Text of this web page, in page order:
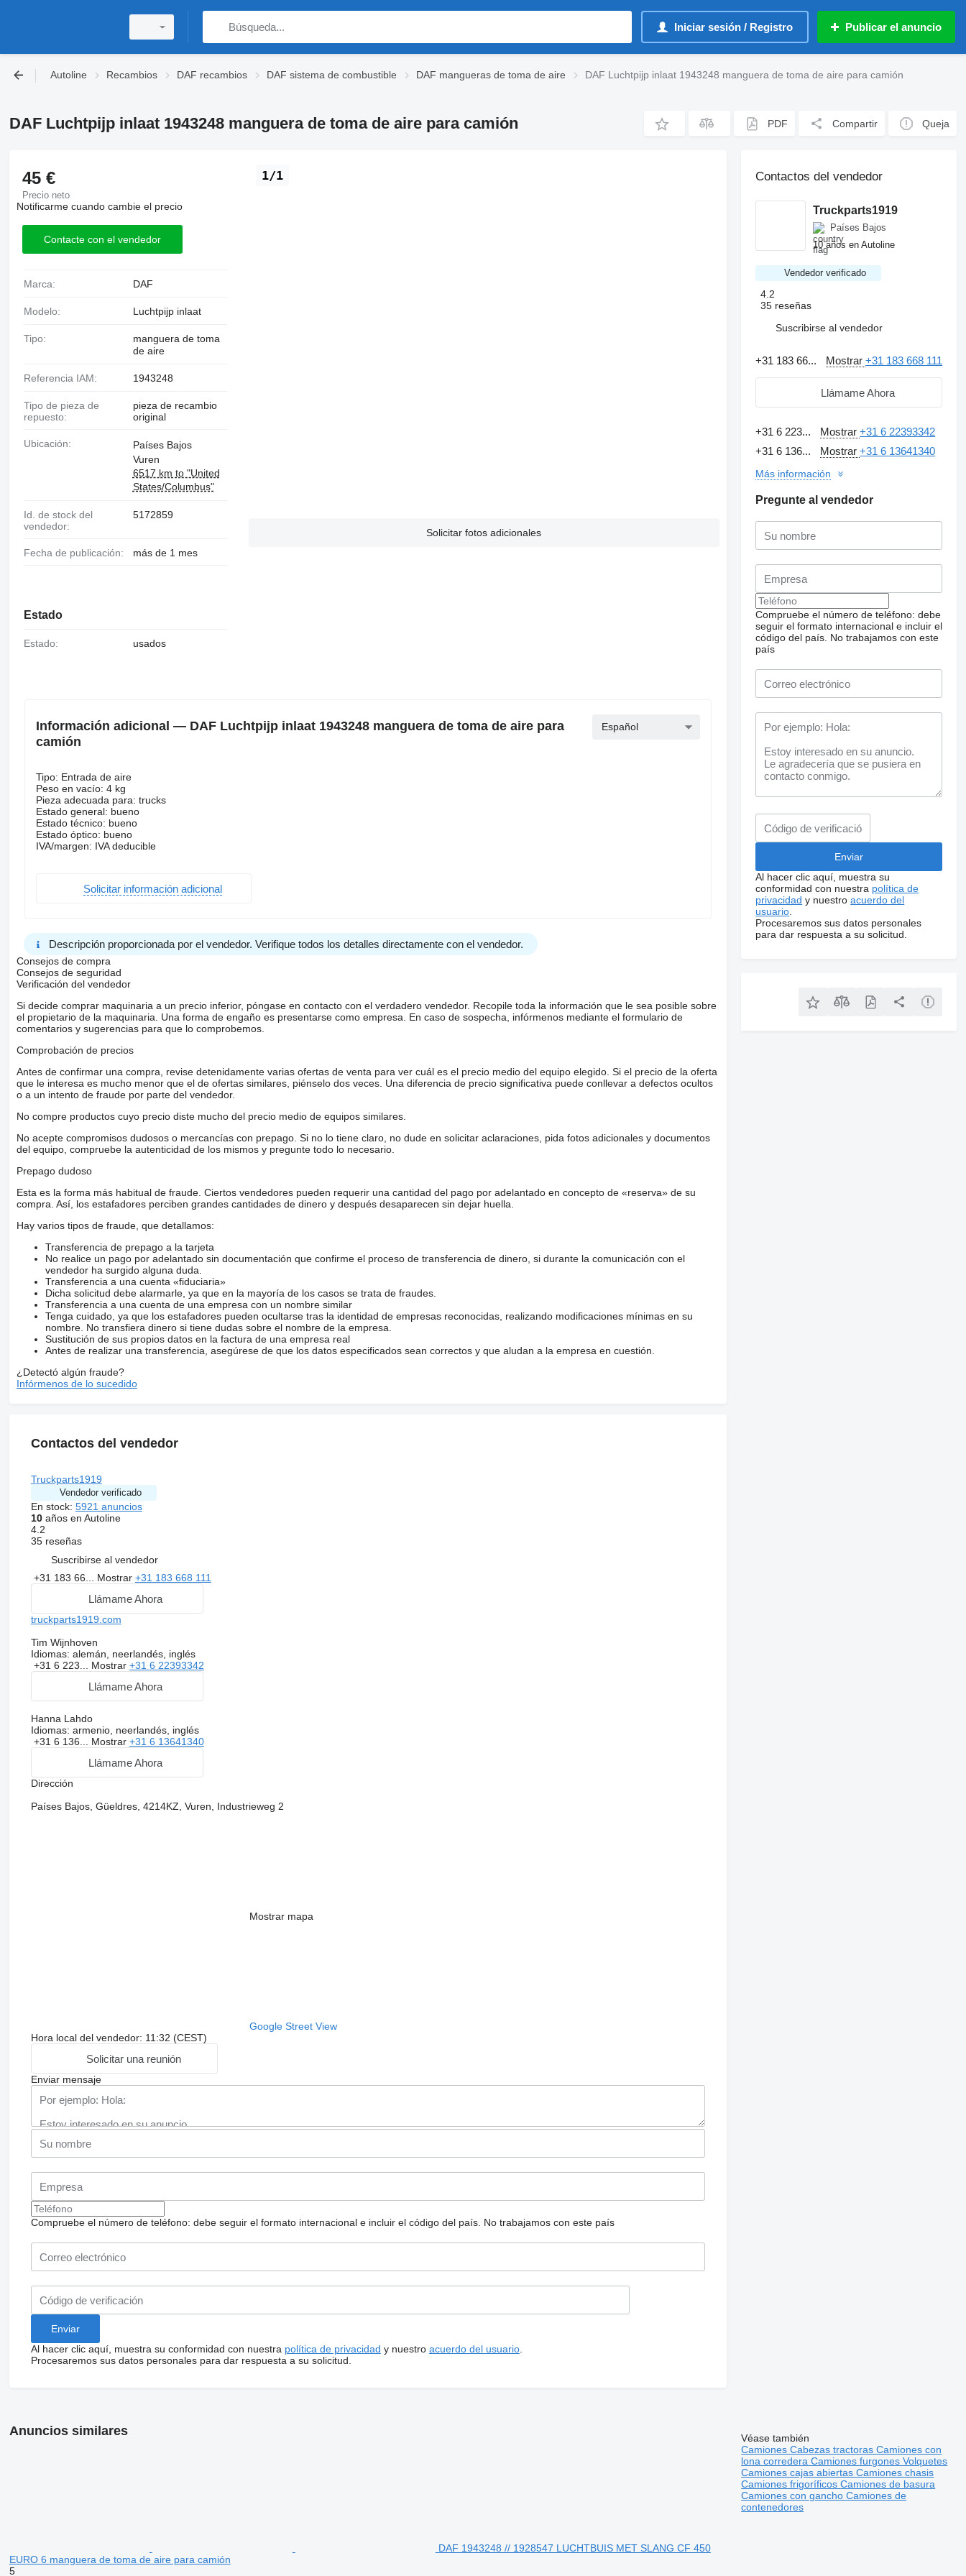
Iniciar sesión / Registro Publicar el anuncio
Autoline Recambios DAF recambios DAF sistema de combustible DAF mangueras de toma de aire DAF Luchtpijp inlaat 1943248 manguera de toma de aire para camión
DAF Luchtpijp inlaat 1943248 manguera de toma de aire para camión PDF Compartir Queja
1/1
Solicitar fotos adicionales
45 €
Precio neto
Notificarme cuando cambie el precio
Contacte con el vendedor
Marca: DAF
Modelo: Luchtpijp inlaat
Tipo:
manguera de toma
de aire
Referencia IAM: 1943248
Tipo de pieza de
repuesto:
pieza de recambio
original
Ubicación:
Países Bajos
Vuren
6517 km to "United
States/Columbus"
Id. de stock del
vendedor:
5172859
Fecha de publicación: más de 1 mes
Estado
Estado: usados
Información adicional — DAF Luchtpijp inlaat 1943248 manguera de toma de aire para
camión
Español
Tipo: Entrada de aire
Peso en vacío: 4 kg
Pieza adecuada para: trucks
Estado general: bueno
Estado técnico: bueno
Estado óptico: bueno
IVA/margen: IVA deducible
Solicitar información adicional
Descripción proporcionada por el vendedor. Verifique todos los detalles directamente con el vendedor.
Consejos de compra
Consejos de seguridad
Verificación del vendedor
Si decide comprar maquinaria a un precio inferior, póngase en contacto con el verdadero vendedor. Recopile toda la información que le sea posible sobre
el propietario de la maquinaria. Una forma de engaño es presentarse como empresa. En caso de sospecha, infórmenos mediante el formulario de
comentarios y sugerencias para que lo comprobemos.
Comprobación de precios
Antes de confirmar una compra, revise detenidamente varias ofertas de venta para ver cuál es el precio medio del equipo elegido. Si el precio de la oferta
que le interesa es mucho menor que el de ofertas similares, piénselo dos veces. Una diferencia de precio significativa puede conllevar a defectos ocultos
o a un intento de fraude por parte del vendedor.
No compre productos cuyo precio diste mucho del precio medio de equipos similares.
No acepte compromisos dudosos o mercancías con prepago. Si no lo tiene claro, no dude en solicitar aclaraciones, pida fotos adicionales y documentos
del equipo, compruebe la autenticidad de los mismos y pregunte todo lo necesario.
Prepago dudoso
Esta es la forma más habitual de fraude. Ciertos vendedores pueden requerir una cantidad del pago por adelantado en concepto de «reserva» de su
compra. Así, los estafadores perciben grandes cantidades de dinero y después desaparecen sin dejar huella.
Hay varios tipos de fraude, que detallamos:
Transferencia de prepago a la tarjeta
No realice un pago por adelantado sin documentación que confirme el proceso de transferencia de dinero, si durante la comunicación con el
vendedor ha surgido alguna duda.
Transferencia a una cuenta «fiduciaria»
Dicha solicitud debe alarmarle, ya que en la mayoría de los casos se trata de fraudes.
Transferencia a una cuenta de una empresa con un nombre similar
Tenga cuidado, ya que los estafadores pueden ocultarse tras la identidad de empresas reconocidas, realizando modificaciones mínimas en su
nombre. No transfiera dinero si tiene dudas sobre el nombre de la empresa.
Sustitución de sus propios datos en la factura de una empresa real
Antes de realizar una transferencia, asegúrese de que los datos especificados sean correctos y que aludan a la empresa en cuestión.
¿Detectó algún fraude?
Infórmenos de lo sucedido
Contactos del vendedor
Truckparts1919
Vendedor verificado
En stock: 5921 anuncios
10años en Autoline
4.2
35 reseñas
Suscribirse al vendedor
+31 183 66... Mostrar +31 183 668 111
Llámame Ahora
truckparts1919.com
Tim Wijnhoven
Idiomas: alemán, neerlandés, inglés
+31 6 223... Mostrar +31 6 22393342
Llámame Ahora
Hanna Lahdo
Idiomas: armenio, neerlandés, inglés
+31 6 136... Mostrar +31 6 13641340
Llámame Ahora
Dirección
Países Bajos, Güeldres, 4214KZ, Vuren, Industrieweg 2
Mostrar mapa
Google Street View
Hora local del vendedor: 11:32 (CEST)
Solicitar una reunión
Enviar mensaje
Compruebe el número de teléfono: debe seguir el formato internacional e incluir el código del país. No trabajamos con este país
Al hacer clic aquí, muestra su conformidad con nuestra política de privacidad y nuestro acuerdo del usuario.
Procesaremos sus datos personales para dar respuesta a su solicitud.
Contactos del vendedor
Truckparts1919
Países Bajos
10 años en Autoline
Vendedor verificado
4.2
35 reseñas
Suscribirse al vendedor
+31 183 66... Mostrar+31 183 668 111
Llámame Ahora
+31 6 223... Mostrar+31 6 22393342
+31 6 136...
Mostrar+31 6 13641340
Más información
Pregunte al vendedor
Compruebe el número de teléfono: debe
seguir el formato internacional e incluir el
código del país. No trabajamos con este
país
Al hacer clic aquí, muestra su
conformidad con nuestra política de
privacidad y nuestroacuerdo del
usuario
Procesaremos sus datos personales
para dar respuesta a su solicitud.
Anuncios similares
DAF 1943248 // 1928547 LUCHTBUIS MET SLANG CF 450
EURO 6 manguera de toma de aire para camión
5
Véase también
CamionesCabezas tractorasCamiones con
lona correderaCamiones furgonesVolquetes
Camiones cajas abiertasCamiones chasis
Camiones frigoríficosCamiones de basura
Camiones con ganchoCamiones de
contenedores